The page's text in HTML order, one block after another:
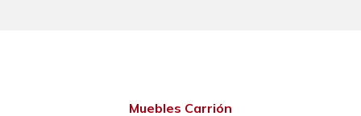
Muebles Carrión